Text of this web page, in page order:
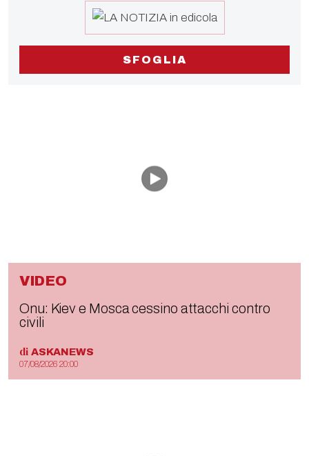
SFOGLIA
VIDEO
Onu: Kiev e Mosca cessino attacchi contro
civili
di ASKANEWS
07/08/2026 20:00